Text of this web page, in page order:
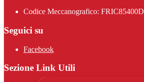
Codice Meccanografico: FRIC85400D
Seguici su
Facebook
Sezione Link Utili